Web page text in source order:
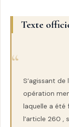
Texte
S’agissant de
opération
laquelle a été
l’article 260 ,